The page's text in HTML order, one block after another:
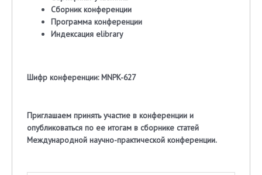
Сборник конференции
Программа конференции
Индексация elibrary
Шифр конференции: MNPK-627
Приглашаем принять участие в конференции и
опубликоваться по ее итогам в сборнике статей
Международной научно-практической конференции.